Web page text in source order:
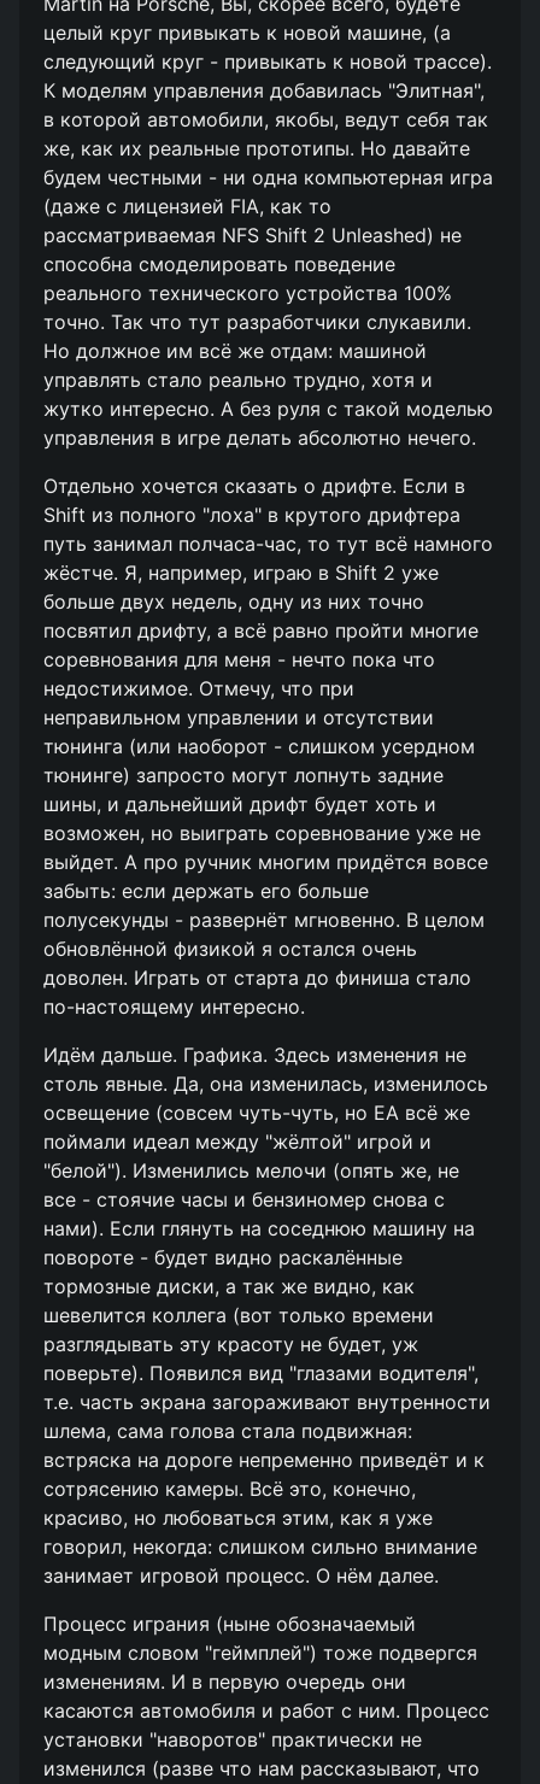
целый круг привыкать к новой машине, (а
следующий круг - привыкать к новой трассе).
К моделям управления добавилась "Элитная",
в которой автомобили, якобы, ведут себя так
же, как их реальные прототипы. Но давайте
будем честными - ни одна компьютерная игра
(даже с лицензией FIA, как то
рассматриваемая NFS Shift 2 Unleashed) не
способна смоделировать поведение
реального технического устройства 100%
точно. Так что тут разработчики слукавили.
Но должное им всё же отдам: машиной
управлять стало реально трудно, хотя и
жутко интересно. А без руля с такой моделью
управления в игре делать абсолютно нечего.
Отдельно хочется сказать о дрифте. Если в
Shift из полного "лоха" в крутого дрифтера
путь занимал полчаса-час, то тут всё намного
жёстче. Я, например, играю в Shift 2 уже
больше двух недель, одну из них точно
посвятил дрифту, а всё равно пройти многие
соревнования для меня - нечто пока что
недостижимое. Отмечу, что при
неправильном управлении и отсутствии
тюнинга (или наоборот - слишком усердном
тюнинге) запросто могут лопнуть задние
шины, и дальнейший дрифт будет хоть и
возможен, но выиграть соревнование уже не
выйдет. А про ручник многим придётся вовсе
забыть: если держать его больше
полусекунды - развернёт мгновенно. В целом
обновлённой физикой я остался очень
доволен. Играть от старта до финиша стало
по-настоящему интересно.
Идём дальше. Графика. Здесь изменения не
столь явные. Да, она изменилась, изменилось
освещение (совсем чуть-чуть, но ЕА всё же
поймали идеал между "жёлтой" игрой и
"белой"). Изменились мелочи (опять же, не
все - стоячие часы и бензиномер снова с
нами). Если глянуть на соседнюю машину на
повороте - будет видно раскалённые
тормозные диски, а так же видно, как
шевелится коллега (вот только времени
разглядывать эту красоту не будет, уж
поверьте). Появился вид "глазами водителя",
т.е. часть экрана загораживают внутренности
шлема, сама голова стала подвижная:
встряска на дороге непременно приведёт и к
сотрясению камеры. Всё это, конечно,
красиво, но любоваться этим, как я уже
говорил, некогда: слишком сильно внимание
занимает игровой процесс. О нём далее.
Процесс играния (ныне обозначаемый
модным словом "геймплей") тоже подвергся
изменениям. И в первую очередь они
касаются автомобиля и работ с ним. Процесс
установки "наворотов" практически не
изменился (разве что нам рассказывают, что